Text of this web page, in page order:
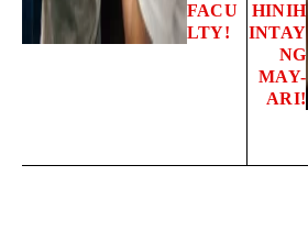
FACU
LTY!
HINIH
INTAY
NG
MAY-
ARI!